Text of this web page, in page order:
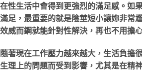
在性生活中會得到更強烈的滿足感。如
滿足，最重要的就是陰莖短小讓妳非常
效威而鋼就能針對性解決，再也不用擔
隨著現在工作壓力越來越大，生活負擔
生理上的問題而受到影響，尤其是在精